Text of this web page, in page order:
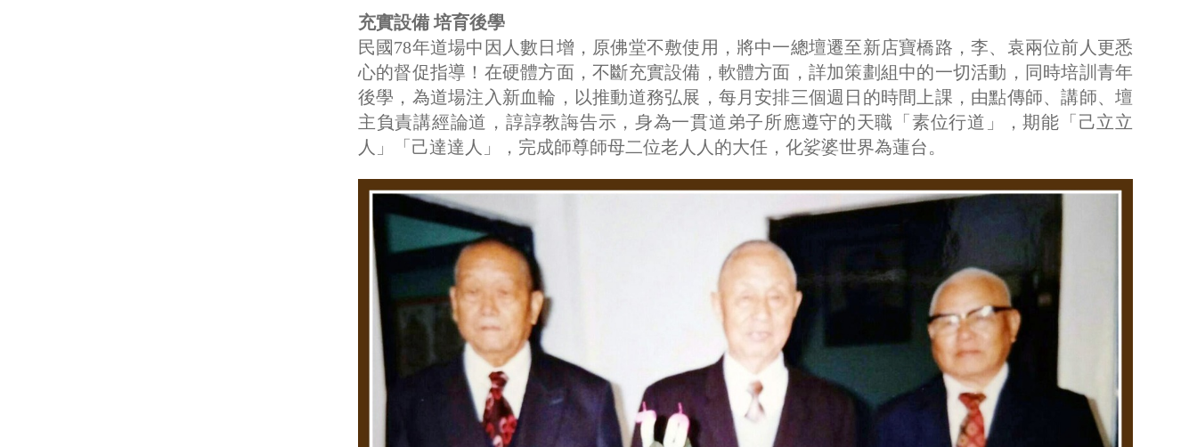
充實設備 培育後學
民國78年道場中因人數日增，原佛堂不敷使用，將中一總壇遷至新店寶橋路，李、袁兩位前人更悉
心的督促指導！在硬體方面，不斷充實設備，軟體方面，詳加策劃組中的一切活動，同時培訓青年
後學，為道場注入新血輪，以推動道務弘展，每月安排三個週日的時間上課，由點傳師、講師、壇
主負責講經論道，諄諄教誨告示，身為一貫道弟子所應遵守的天職「素位行道」，期能「己立立
人」「己達達人」，完成師尊師母二位老人人的大任，化娑婆世界為蓮台。